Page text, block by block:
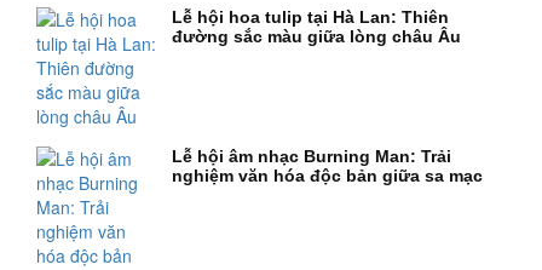
Lễ hội hoa tulip tại Hà Lan: Thiên
đường sắc màu giữa lòng châu Âu
Lễ hội âm nhạc Burning Man: Trải
nghiệm văn hóa độc bản giữa sa mạc